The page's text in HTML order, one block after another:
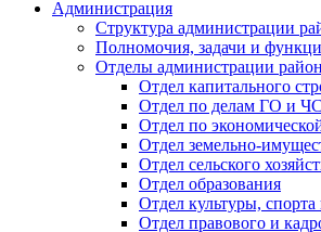
Администрация
Структура администрации
Полномочия, задачи и
Отделы администрации
Отдел капитального
Отдел по делам ГО и
Отдел по
Отдел земельно-
Отдел сельского
Отдел образования
Отдел культуры,
Отдел правового и